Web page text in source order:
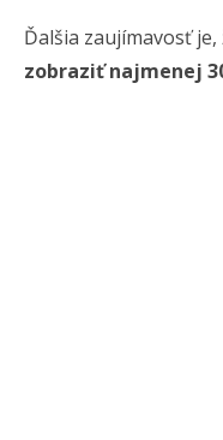
Ďalšia zaujímavosť
zobraziť najmenej